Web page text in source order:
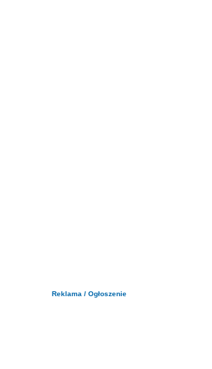
Reklama / Ogłoszenie